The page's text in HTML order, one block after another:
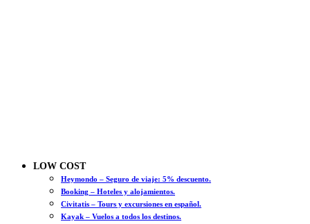
LOW COST
Heymondo – Seguro de viaje: 5% descuento.
Booking – Hoteles y alojamientos.
Civitatis – Tours y excursiones en español.
Kayak – Vuelos a todos los destinos.